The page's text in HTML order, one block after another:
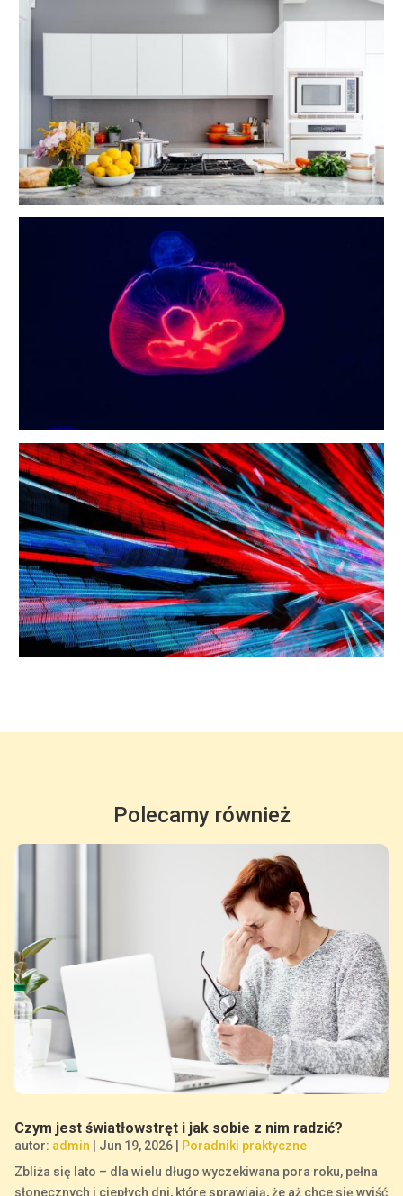
Polecamy również
Czym jest światłowstręt i jak sobie z nim radzić?
autor: admin | Jun 19, 2026| Poradniki praktyczne
Zbliża się lato – dla wielu długo wyczekiwana pora roku, pełna
słonecznych i ciepłych dni, które sprawiają, że aż chce się wyjść